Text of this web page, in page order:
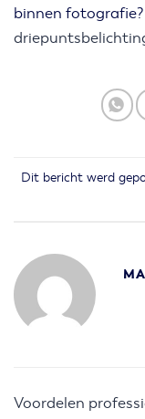
binnen fotografie?
Dit bericht werd
Voordelen